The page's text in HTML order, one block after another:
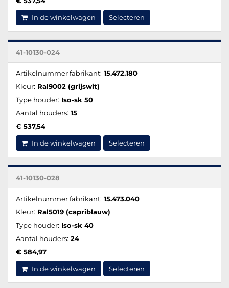
In de winkelwagen Selecteren
41-10130-024
Artikelnummer fabrikant: 15.472.180
Kleur: Ral9002 (grijswit)
Type houder: Iso-sk 50
Aantal houders: 15
€ 537,54
In de winkelwagen Selecteren
41-10130-028
Artikelnummer fabrikant: 15.473.040
Kleur: Ral5019 (capriblauw)
Type houder: Iso-sk 40
Aantal houders: 24
€ 584,97
In de winkelwagen Selecteren